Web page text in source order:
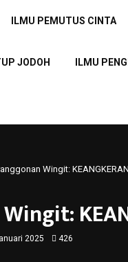
ILMU PEMUTUS CINTA
JODOH ILMU
Wingit:
2025 426